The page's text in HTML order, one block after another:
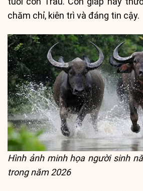
chăm chỉ, kiên trì và đáng tin cậy.
Hình ảnh minh họa người sinh
trong năm 2026